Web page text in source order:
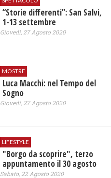
“Storie differenti”: San Salvi,
1-13 settembre
Giovedì, 27 Agosto 2020
MOSTRE
Luca Macchi: nel Tempo del
Sogno
Giovedì, 27 Agosto 2020
LIFESTYLE
"Borgo da scoprire", terzo
appuntamento il 30 agosto
Sabato, 22 Agosto 2020